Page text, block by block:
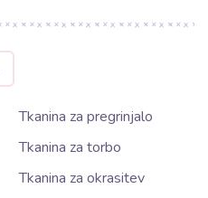
Tkanina za pregrinjalo
Tkanina za torbo
Tkanina za okrasitev